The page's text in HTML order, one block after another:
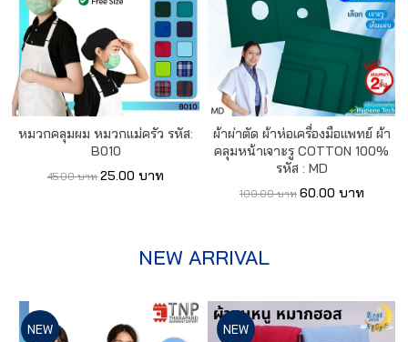
หมวกคลุมผม หมวกแม่ครัว รหัส:
B010
45.00 บาท 25.00 บาท
ผ้าผ่าตัด ผ้าห่อเครื่องมือแพทย์ ผ้า
คลุมหน้าเจาะรู COTTON 100%
รหัส : MD
100.00 บาท 60.00 บาท
NEW ARRIVAL
NEW NEW